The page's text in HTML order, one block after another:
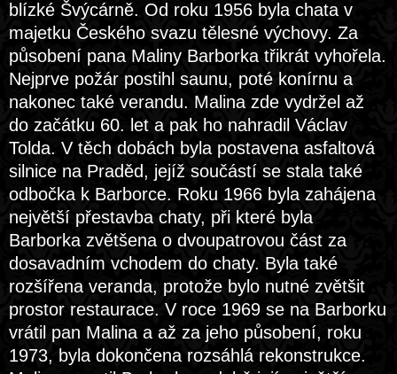
blízké Švýcárně. Od roku 1956 byla chata v
majetku Českého svazu tělesné výchovy. Za
působení pana Maliny Barborka třikrát vyhořela.
Nejprve požár postihl saunu, poté konírnu a
nakonec také verandu. Malina zde vydržel až
do začátku 60. let a pak ho nahradil Václav
Tolda. V těch dobách byla postavena asfaltová
silnice na Praděd, jejíž součástí se stala také
odbočka k Barborce. Roku 1966 byla zahájena
největší přestavba chaty, při které byla
Barborka zvětšena o dvoupatrovou část za
dosavadním vchodem do chaty. Byla také
rozšířena veranda, protože bylo nutné zvětšit
prostor restaurace. V roce 1969 se na Barborku
vrátil pan Malina a až za jeho působení, roku
1973, byla dokončena rozsáhlá rekonstrukce.